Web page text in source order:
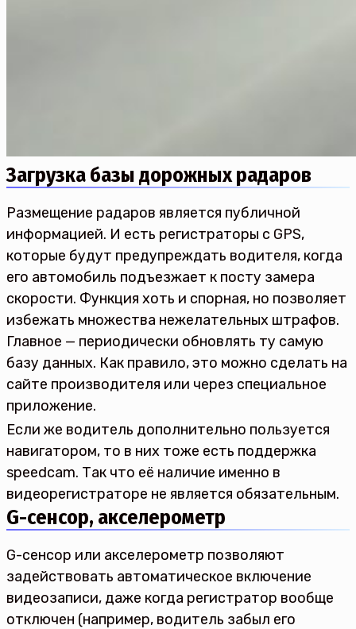
Загрузка базы дорожных радаров
Размещение радаров является публичной
информацией. И есть регистраторы с GPS,
которые будут предупреждать водителя, когда
его автомобиль подъезжает к посту замера
скорости. Функция хоть и спорная, но позволяет
избежать множества нежелательных штрафов.
Главное — периодически обновлять ту самую
базу данных. Как правило, это можно сделать на
сайте производителя или через специальное
приложение.
Если же водитель дополнительно пользуется
навигатором, то в них тоже есть поддержка
speedcam. Так что её наличие именно в
видеорегистраторе не является обязательным.
G-сенсор, акселерометр
G-сенсор или акселерометр позволяют
задействовать автоматическое включение
видеозаписи, даже когда регистратор вообще
отключен (например, водитель забыл его